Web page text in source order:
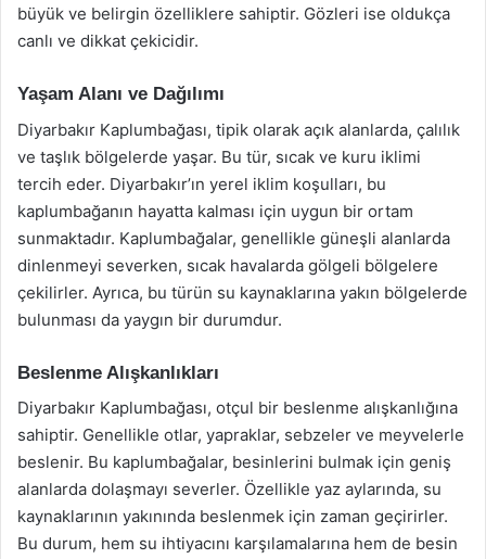
büyük ve belirgin özelliklere sahiptir. Gözleri ise oldukça
canlı ve dikkat çekicidir.
Yaşam Alanı ve Dağılımı
Diyarbakır Kaplumbağası, tipik olarak açık alanlarda, çalılık
ve taşlık bölgelerde yaşar. Bu tür, sıcak ve kuru iklimi
tercih eder. Diyarbakır’ın yerel iklim koşulları, bu
kaplumbağanın hayatta kalması için uygun bir ortam
sunmaktadır. Kaplumbağalar, genellikle güneşli alanlarda
dinlenmeyi severken, sıcak havalarda gölgeli bölgelere
çekilirler. Ayrıca, bu türün su kaynaklarına yakın bölgelerde
bulunması da yaygın bir durumdur.
Beslenme Alışkanlıkları
Diyarbakır Kaplumbağası, otçul bir beslenme alışkanlığına
sahiptir. Genellikle otlar, yapraklar, sebzeler ve meyvelerle
beslenir. Bu kaplumbağalar, besinlerini bulmak için geniş
alanlarda dolaşmayı severler. Özellikle yaz aylarında, su
kaynaklarının yakınında beslenmek için zaman geçirirler.
Bu durum, hem su ihtiyacını karşılamalarına hem de besin